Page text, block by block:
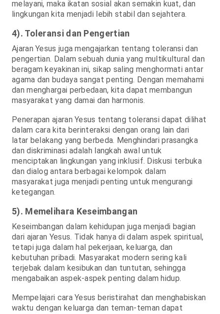
melayani, maka ikatan sosial akan semakin kuat, dan
lingkungan kita menjadi lebih stabil dan sejahtera.
4). Toleransi dan Pengertian
Ajaran Yesus juga mengajarkan tentang toleransi dan
pengertian. Dalam sebuah dunia yang multikultural dan
beragam keyakinan ini, sikap saling menghormati antar
agama dan budaya sangat penting. Dengan memahami
dan menghargai perbedaan, kita dapat membangun
masyarakat yang damai dan harmonis.
Penerapan ajaran Yesus tentang toleransi dapat dilihat
dalam cara kita berinteraksi dengan orang lain dari
latar belakang yang berbeda. Menghindari prasangka
dan diskriminasi adalah langkah awal untuk
menciptakan lingkungan yang inklusif. Diskusi terbuka
dan dialog antara berbagai kelompok dalam
masyarakat juga menjadi penting untuk mengurangi
ketegangan.
5). Memelihara Keseimbangan
Keseimbangan dalam kehidupan juga menjadi bagian
dari ajaran Yesus. Tidak hanya di dalam aspek spiritual,
tetapi juga dalam hal pekerjaan, keluarga, dan
kebutuhan pribadi. Masyarakat modern sering kali
terjebak dalam kesibukan dan tuntutan, sehingga
mengabaikan aspek-aspek penting dalam hidup.
Mempelajari cara Yesus beristirahat dan menghabiskan
waktu dengan keluarga dan teman-teman dapat